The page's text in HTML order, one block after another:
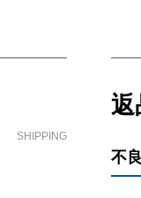
SHIPPING
返
不